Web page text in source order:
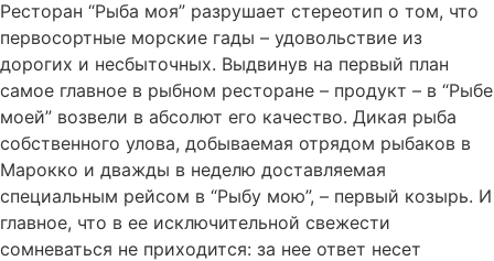
Ресторан “Рыба моя” разрушает стереотип о том, что
первосортные морские гады – удовольствие из
дорогих и несбыточных. Выдвинув на первый план
самое главное в рыбном ресторане – продукт – в “Рыбе
моей” возвели в абсолют его качество. Дикая рыба
собственного улова, добываемая отрядом рыбаков в
Марокко и дважды в неделю доставляемая
специальным рейсом в “Рыбу мою”, – первый козырь. И
главное, что в ее исключительной свежести
сомневаться не приходится: за нее ответ несет